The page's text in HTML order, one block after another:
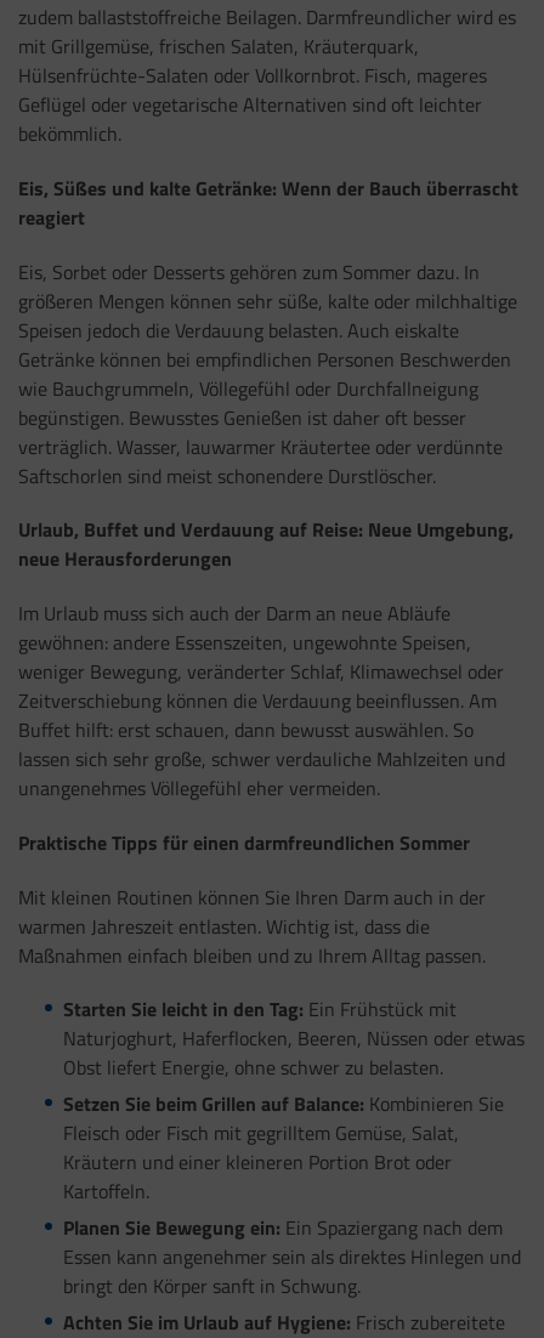
zudem ballaststoffreiche Beilagen. Darmfreundlicher wird es
mit Grillgemüse, frischen Salaten, Kräuterquark,
Hülsenfrüchte-Salaten oder Vollkornbrot. Fisch, mageres
Geflügel oder vegetarische Alternativen sind oft leichter
bekömmlich.
Eis, Süßes und kalte Getränke: Wenn der Bauch überrascht
reagiert
Eis, Sorbet oder Desserts gehören zum Sommer dazu. In
größeren Mengen können sehr süße, kalte oder milchhaltige
Speisen jedoch die Verdauung belasten. Auch eiskalte
Getränke können bei empfindlichen Personen Beschwerden
wie Bauchgrummeln, Völlegefühl oder Durchfallneigung
begünstigen. Bewusstes Genießen ist daher oft besser
verträglich. Wasser, lauwarmer Kräutertee oder verdünnte
Saftschorlen sind meist schonendere Durstlöscher.
Urlaub, Buffet und Verdauung auf Reise: Neue Umgebung,
neue Herausforderungen
Im Urlaub muss sich auch der Darm an neue Abläufe
gewöhnen: andere Essenszeiten, ungewohnte Speisen,
weniger Bewegung, veränderter Schlaf, Klimawechsel oder
Zeitverschiebung können die Verdauung beeinflussen. Am
Buffet hilft: erst schauen, dann bewusst auswählen. So
lassen sich sehr große, schwer verdauliche Mahlzeiten und
unangenehmes Völlegefühl eher vermeiden.
Praktische Tipps für einen darmfreundlichen Sommer
Mit kleinen Routinen können Sie Ihren Darm auch in der
warmen Jahreszeit entlasten. Wichtig ist, dass die
Maßnahmen einfach bleiben und zu Ihrem Alltag passen.
Starten Sie leicht in den Tag: Ein Frühstück mit
Naturjoghurt, Haferflocken, Beeren, Nüssen oder etwas
Obst liefert Energie, ohne schwer zu belasten.
Setzen Sie beim Grillen auf Balance: Kombinieren Sie
Fleisch oder Fisch mit gegrilltem Gemüse, Salat,
Kräutern und einer kleineren Portion Brot oder
Kartoffeln.
Planen Sie Bewegung ein: Ein Spaziergang nach dem
Essen kann angenehmer sein als direktes Hinlegen und
bringt den Körper sanft in Schwung.
Achten Sie im Urlaub auf Hygiene: Frisch zubereitete